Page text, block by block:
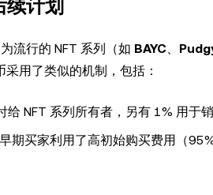
计划
流行的 NFT 系列（如 BAYC、
用了类似的机制，包括：
给 NFT 系列所有者，另有 1% 用于销
期买家利用了高初始购买费用（